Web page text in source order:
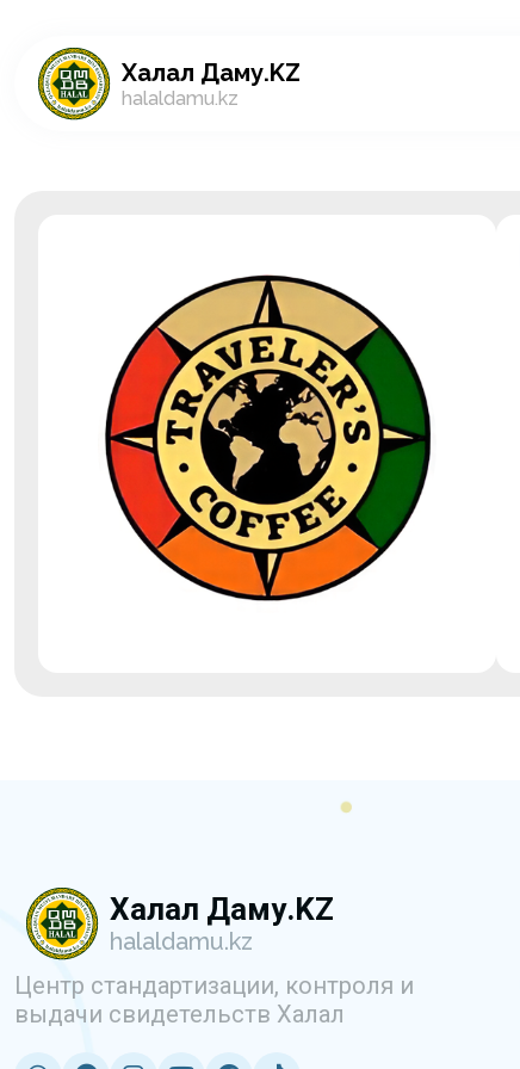
Халал Даму.KZ
halaldamu.kz
Халал Даму.KZ
halaldamu.kz
Центр стандартизации, контроля и
выдачи свидетельств Халал